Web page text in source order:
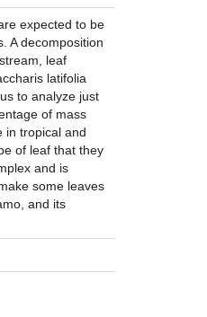
expected to be
A decomposition
leaf
latifolia
to analyze just
of mass
in tropical and
of leaf that they
and is
some leaves
and its